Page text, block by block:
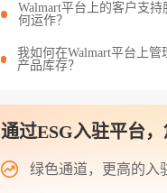
Walmart平台上的客户支持
何运作？
我如何在Walmart平台上管
产品库存？
通过ESG入驻平台
绿色通道，更高的入